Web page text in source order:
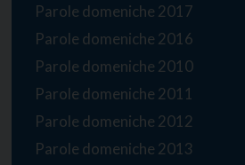
Parole domeniche 2017
Parole domeniche 2016
Parole domeniche 2010
Parole domeniche 2011
Parole domeniche 2012
Parole domeniche 2013